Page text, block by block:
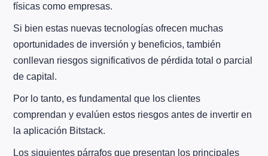
físicas como empresas.
Si bien estas nuevas tecnologías ofrecen muchas
oportunidades de inversión y beneficios, también
conllevan riesgos significativos de pérdida total o parcial
de capital.
Por lo tanto, es fundamental que los clientes
comprendan y evalúen estos riesgos antes de invertir en
la aplicación Bitstack.
Los siguientes párrafos que presentan los principales